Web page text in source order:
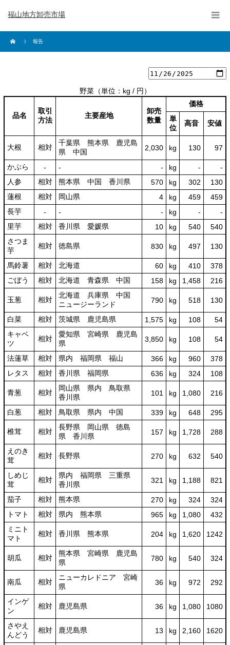
福山地方卸売市場
報告
野菜（単位：kg / 円）
品名
取引
方法
主要産地
卸売
数量
価格
単
位
高音 安値
大根 相対
千葉県 熊本県 鹿児島
県 中国
2,030 kg 130 97
かぶら ‐ ‐ ‐ kg -
‐
人参
相対 熊本県 中国 香川県 570 kg 302
130
蓮根
相対 岡山県 4 kg 459
459
長芋
‐ ‐ ‐ kg -
‐
里芋
相対 香川県 愛媛県 10 kg 540
540
さつま
芋
相対 徳島県 830 kg 497 130
馬鈴薯 相対 北海道 60 kg 410
378
ごぼう
相対 北海道 青森県 中国 158 kg 1,458 216
玉葱 相対
北海道 兵庫県 中国
ニュージーランド
790 kg 518 130
白菜 相対 茨城県 鹿児島県 1,575 kg 108
54
キャベ
ツ
相対
愛知県 宮崎県 鹿児島
県
3,850 kg 108 54
法蓮草 相対 県内 福岡県 福山 366 kg 960
378
レタス
相対 香川県 福岡県 636 kg 324 108
青葱 相対
岡山県 県内 鳥取県
香川県
101 kg 1,080 216
白葱 相対 鳥取県 県内 中国 339 kg 648 295
椎茸 相対
長野県 岡山県 徳島
県 香川県
157 kg 1,728 288
えのき
茸
相対 長野県 270 kg 632 540
しめじ
茸
相対
県内 福岡県 三重県
香川県
321 kg 1,188 821
茄子 相対 熊本県 270 kg 324
324
トマト
相対 県内 熊本県 965 kg 1,080
432
ミニト
マト
相対 香川県 熊本県 204 kg 1,620 1242
胡瓜 相対
熊本県 宮崎県 鹿児島
県
780 kg 540 324
南瓜 相対
ニューカレドニア 宮崎
県
36 kg 972 292
インゲ
ン
相対 鹿児島県 36 kg 1,080 1080
さやえ
んどう
相対 鹿児島県 13 kg 2,160 1620